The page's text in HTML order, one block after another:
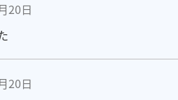
20日
20日